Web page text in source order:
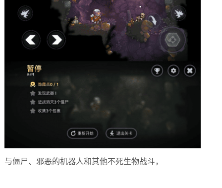
与僵尸、邪恶的机器人和其他不死生物战斗，